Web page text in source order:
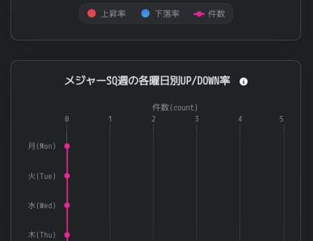
上昇率 下落率 件数
End of interactive chart.
メジャーSQ週の各曜日別UP/DOWN率
Combination chart with 3 data series.
The chart has 1 X axis displaying categories.
件数(count)
月(Mon)
火(Tue)
水(Wed)
木(Thu)
0 1 2 3 4 5
メジャーSQ週の各曜日別UP/DOWN率